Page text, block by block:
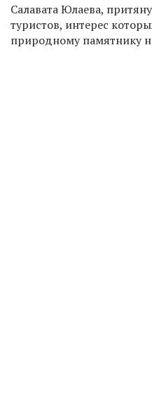
Салавата Юлаева,
туристов, интерес
природному памятнику